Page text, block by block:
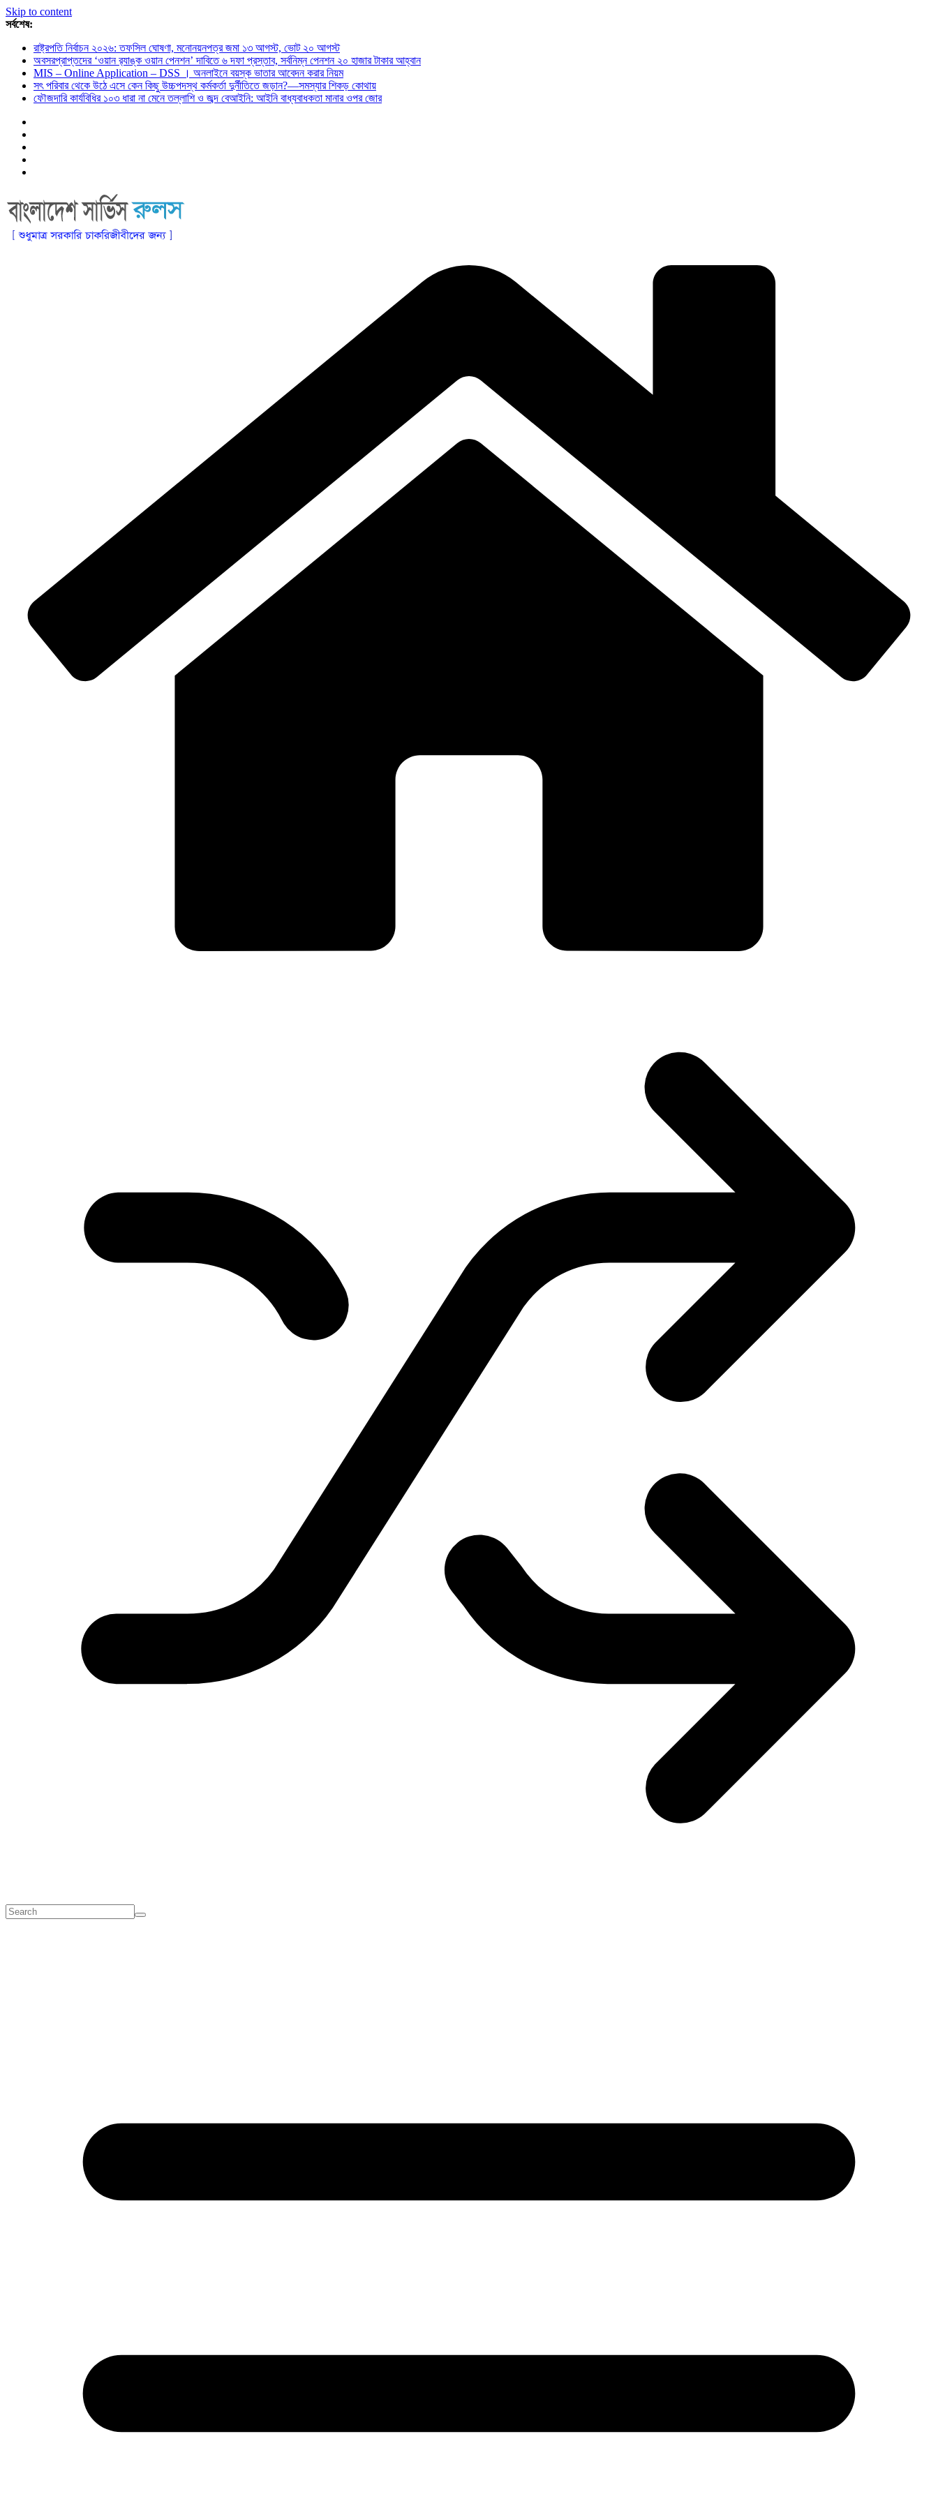
Skip to content
সর্বশেষ:
রাষ্ট্রপতি নির্বাচন ২০২৬: তফসিল ঘোষণা, মনোনয়নপত্র জমা ১৩ আগস্ট, ভোট ২০ আগস্ট
অবসরপ্রাপ্তদের ‘ওয়ান র‌্যাঙ্ক ওয়ান পেনশন’ দাবিতে ৬ দফা প্রস্তাব, সর্বনিম্ন পেনশন ২০ হাজার টাকার আহ্বান
MIS – Online Application – DSS । অনলাইনে বয়স্ক ভাতার আবেদন করার নিয়ম
সৎ পরিবার থেকে উঠে এসে কেন কিছু উচ্চপদস্থ কর্মকর্তা দুর্নীতিতে জড়ান?—সমস্যার শিকড় কোথায়
ফৌজদারি কার্যবিধির ১০৩ ধারা না মেনে তল্লাশি ও জব্দ বেআইনি: আইনি বাধ্যবাধকতা মানার ওপর জোর